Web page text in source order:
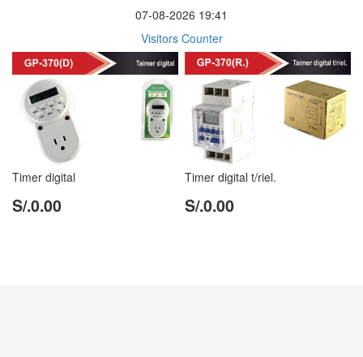
07-08-2026 19:41
Visitors Counter
Timer digital
S/.0.00
Timer digital t/riel.
S/.0.00